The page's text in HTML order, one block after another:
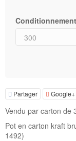
Conditionnement
Partager Google+
Vendu par carton de
Pot en carton kraft
1492)